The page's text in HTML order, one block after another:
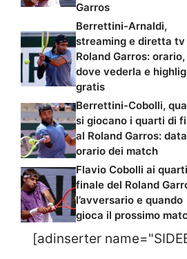
Garros
Berrettini-Arnaldi,
streaming e diretta tv
Roland Garros: orario,
dove vederla e
gratis
Berrettini-Cobolli,
si giocano i quarti di
al Roland Garros:
orario dei match
Flavio Cobolli ai
finale del Roland
l’avversario e quando
gioca il prossimo
[adinserter